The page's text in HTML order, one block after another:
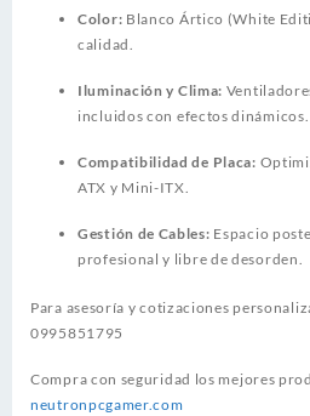
Color: Blanco Ártico (White
calidad.
Iluminación y Clima:
incluidos con efectos dinámicos.
Compatibilidad de Placa:
ATX y Mini-ITX.
Gestión de Cables: Espacio
profesional y libre de desorden.
Para asesoría y cotizaciones
0995851795
Compra con seguridad los mejores
neutronpcgamer.com